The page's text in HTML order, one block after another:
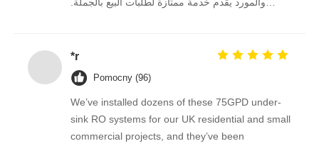
*r
Pomocny (96)
We’ve installed dozens of these 75GPD under-
sink RO systems for our UK residential and small
commercial projects, and they’ve been